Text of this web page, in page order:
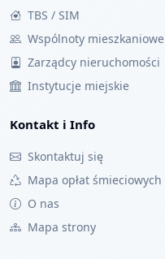
TBS / SIM
Wspólnoty mieszkaniowe
Zarządcy nieruchomości
Instytucje miejskie
Kontakt i Info
Skontaktuj się
Mapa opłat śmieciowych
O nas
Mapa strony